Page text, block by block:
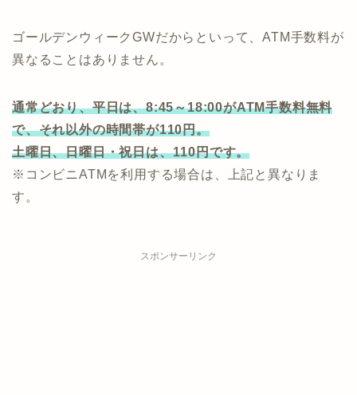
ゴールデンウィークGWだからといって、ATM手数料が
異なることはありません。
通常どおり、平日は、8:45～18:00がATM手数料無料
で、それ以外の時間帯が110円。
土曜日、日曜日・祝日は、110円です。
※コンビニATMを利用する場合は、上記と異なりま
す。
スポンサーリンク